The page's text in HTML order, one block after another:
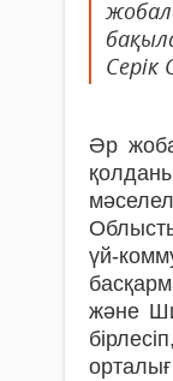
Серік
Әр
үй-
және